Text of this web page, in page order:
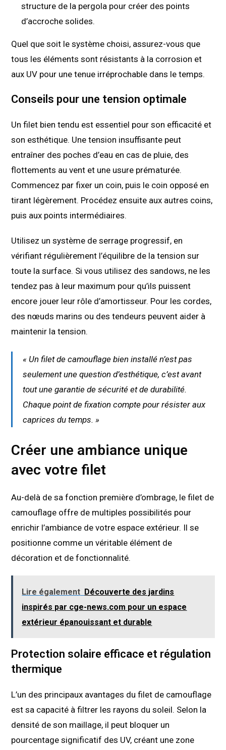
structure de la pergola pour créer des points
d’accroche solides.
Quel que soit le système choisi, assurez-vous que
tous les éléments sont résistants à la corrosion et
aux UV pour une tenue irréprochable dans le temps.
Conseils pour une tension optimale
Un filet bien tendu est essentiel pour son efficacité et
son esthétique. Une tension insuffisante peut
entraîner des poches d’eau en cas de pluie, des
flottements au vent et une usure prématurée.
Commencez par fixer un coin, puis le coin opposé en
tirant légèrement. Procédez ensuite aux autres coins,
puis aux points intermédiaires.
Utilisez un système de serrage progressif, en
vérifiant régulièrement l’équilibre de la tension sur
toute la surface. Si vous utilisez des sandows, ne les
tendez pas à leur maximum pour qu’ils puissent
encore jouer leur rôle d’amortisseur. Pour les cordes,
des nœuds marins ou des tendeurs peuvent aider à
maintenir la tension.
« Un filet de camouflage bien installé n’est pas
seulement une question d’esthétique, c’est avant
tout une garantie de sécurité et de durabilité.
Chaque point de fixation compte pour résister aux
caprices du temps. »
Créer une ambiance unique
avec votre filet
Au-delà de sa fonction première d’ombrage, le filet de
camouflage offre de multiples possibilités pour
enrichir l’ambiance de votre espace extérieur. Il se
positionne comme un véritable élément de
décoration et de fonctionnalité.
Lire également Découverte des jardins
inspirés par cge-news.com pour un espace
extérieur épanouissant et durable
Protection solaire efficace et régulation
thermique
L’un des principaux avantages du filet de camouflage
est sa capacité à filtrer les rayons du soleil. Selon la
densité de son maillage, il peut bloquer un
pourcentage significatif des UV, créant une zone